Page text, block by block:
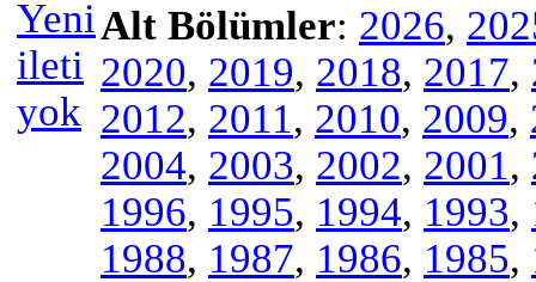
Alt Bölümler: 2026,
2020, 2019, 2018, 2017,
2012, 2011, 2010, 2009,
2004, 2003, 2002, 2001,
1996, 1995, 1994, 1993,
1988, 1987, 1986, 1985,